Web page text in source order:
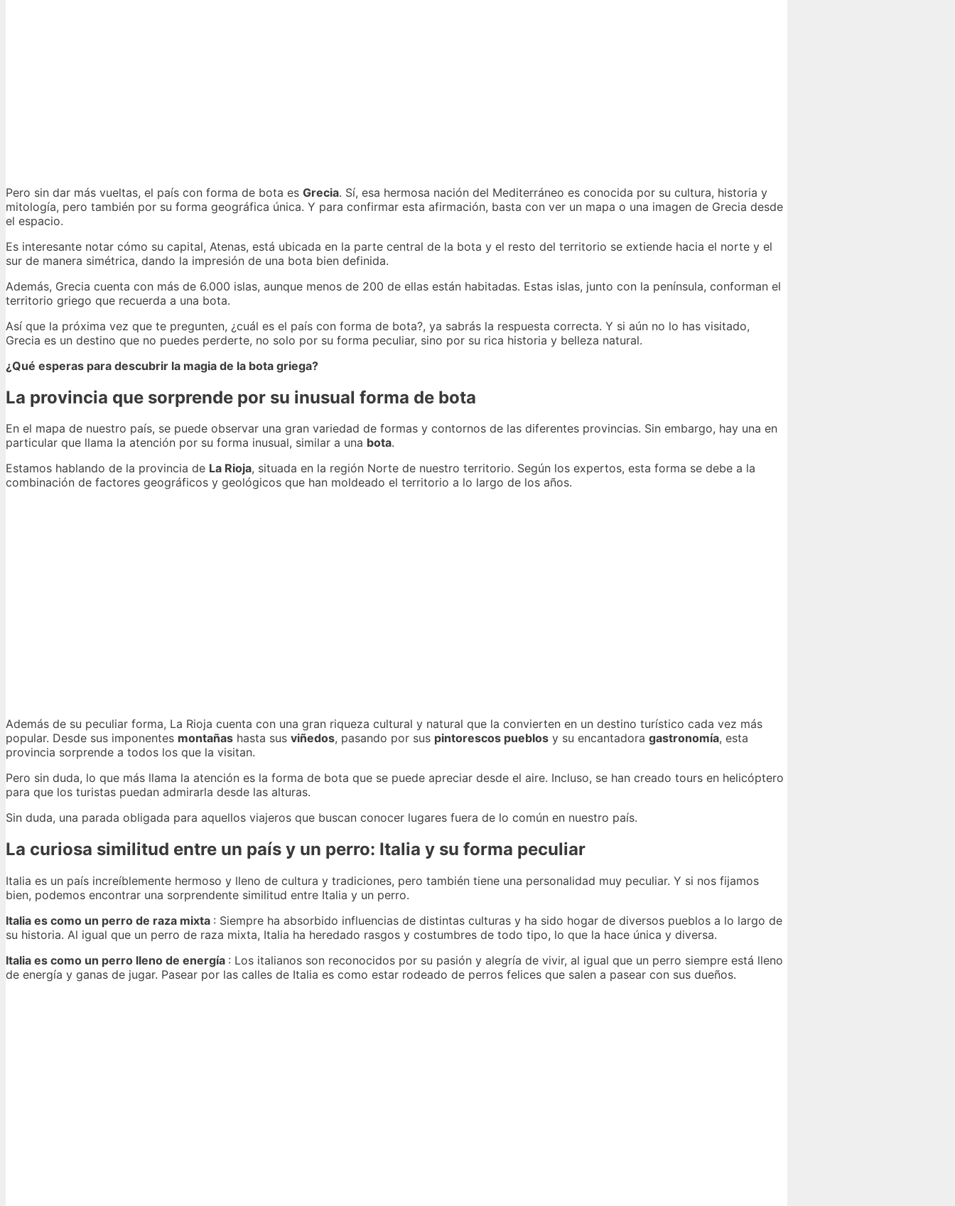
Pero sin dar más vueltas, el país con forma de bota es Grecia. Sí, esa hermosa nación del Mediterráneo es conocida por su cultura, historia y
mitología, pero también por su forma geográfica única. Y para confirmar esta afirmación, basta con ver un mapa o una imagen de Grecia desde
el espacio.
Es interesante notar cómo su capital, Atenas, está ubicada en la parte central de la bota y el resto del territorio se extiende hacia el norte y el
sur de manera simétrica, dando la impresión de una bota bien definida.
Además, Grecia cuenta con más de 6.000 islas, aunque menos de 200 de ellas están habitadas. Estas islas, junto con la península, conforman el
territorio griego que recuerda a una bota.
Así que la próxima vez que te pregunten, ¿cuál es el país con forma de bota?, ya sabrás la respuesta correcta. Y si aún no lo has visitado,
Grecia es un destino que no puedes perderte, no solo por su forma peculiar, sino por su rica historia y belleza natural.
¿Qué esperas para descubrir la magia de la bota griega?
La provincia que sorprende por su inusual forma de bota
En el mapa de nuestro país, se puede observar una gran variedad de formas y contornos de las diferentes provincias. Sin embargo, hay una en
particular que llama la atención por su forma inusual, similar a una bota.
Estamos hablando de la provincia de La Rioja, situada en la región Norte de nuestro territorio. Según los expertos, esta forma se debe a la
combinación de factores geográficos y geológicos que han moldeado el territorio a lo largo de los años.
Además de su peculiar forma, La Rioja cuenta con una gran riqueza cultural y natural que la convierten en un destino turístico cada vez más
popular. Desde sus imponentes montañas hasta sus viñedos, pasando por sus pintorescos pueblos y su encantadora gastronomía, esta
provincia sorprende a todos los que la visitan.
Pero sin duda, lo que más llama la atención es la forma de bota que se puede apreciar desde el aire. Incluso, se han creado tours en helicóptero
para que los turistas puedan admirarla desde las alturas.
Sin duda, una parada obligada para aquellos viajeros que buscan conocer lugares fuera de lo común en nuestro país.
La curiosa similitud entre un país y un perro: Italia y su forma peculiar
Italia es un país increíblemente hermoso y lleno de cultura y tradiciones, pero también tiene una personalidad muy peculiar. Y si nos fijamos
bien, podemos encontrar una sorprendente similitud entre Italia y un perro.
Italia es como un perro de raza mixta : Siempre ha absorbido influencias de distintas culturas y ha sido hogar de diversos pueblos a lo largo de
su historia. Al igual que un perro de raza mixta, Italia ha heredado rasgos y costumbres de todo tipo, lo que la hace única y diversa.
Italia es como un perro lleno de energía : Los italianos son reconocidos por su pasión y alegría de vivir, al igual que un perro siempre está lleno
de energía y ganas de jugar. Pasear por las calles de Italia es como estar rodeado de perros felices que salen a pasear con sus dueños.